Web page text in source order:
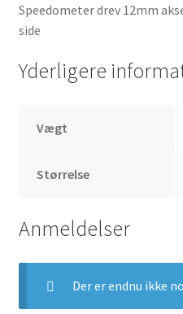
Speedometer drev 12mm
side
Yderligere
Vægt
Størrelse
Anmeldelser
Der er endnu ikke